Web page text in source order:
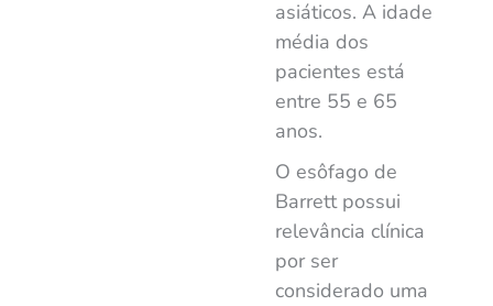
asiáticos. A idade
média dos
pacientes está
entre 55 e 65
anos.
O esôfago de
Barrett possui
relevância clínica
por ser
considerado uma